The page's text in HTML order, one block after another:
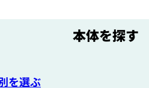
本体を探す
を選ぶ